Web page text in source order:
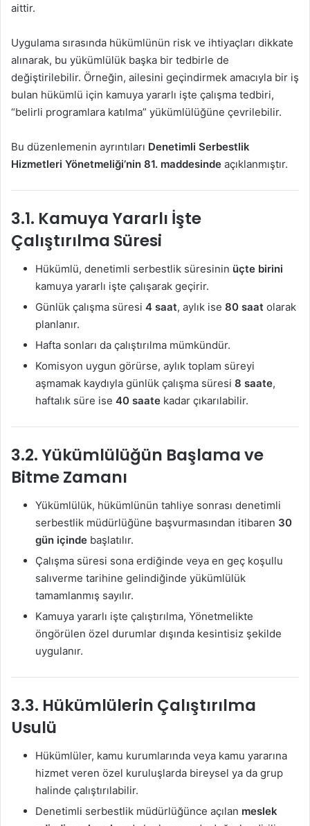
aittir.
Uygulama sırasında hükümlünün risk ve ihtiyaçları dikkate
alınarak, bu yükümlülük başka bir tedbirle de
değiştirilebilir. Örneğin, ailesini geçindirmek amacıyla bir iş
bulan hükümlü için kamuya yararlı işte çalışma tedbiri,
“belirli programlara katılma” yükümlülüğüne çevrilebilir.
Bu düzenlemenin ayrıntıları Denetimli Serbestlik
Hizmetleri Yönetmeliği’nin 81. maddesinde açıklanmıştır.
3.1. Kamuya Yararlı İşte
Çalıştırılma Süresi
Hükümlü, denetimli serbestlik süresinin üçte birini
kamuya yararlı işte çalışarak geçirir.
Günlük çalışma süresi 4 saat, aylık ise 80 saat olarak
planlanır.
Hafta sonları da çalıştırılma mümkündür.
Komisyon uygun görürse, aylık toplam süreyi
aşmamak kaydıyla günlük çalışma süresi 8 saate,
haftalık süre ise 40 saate kadar çıkarılabilir.
3.2. Yükümlülüğün Başlama ve
Bitme Zamanı
Yükümlülük, hükümlünün tahliye sonrası denetimli
serbestlik müdürlüğüne başvurmasından itibaren 30
gün içinde başlatılır.
Çalışma süresi sona erdiğinde veya en geç koşullu
salıverme tarihine gelindiğinde yükümlülük
tamamlanmış sayılır.
Kamuya yararlı işte çalıştırılma, Yönetmelikte
öngörülen özel durumlar dışında kesintisiz şekilde
uygulanır.
3.3. Hükümlülerin Çalıştırılma
Usulü
Hükümlüler, kamu kurumlarında veya kamu yararına
hizmet veren özel kuruluşlarda bireysel ya da grup
halinde çalıştırılabilir.
Denetimli serbestlik müdürlüğünce açılan meslek